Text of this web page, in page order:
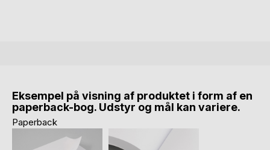
Eksempel på visning af produktet i form af en
paperback-bog. Udstyr og mål kan variere.
Paperback